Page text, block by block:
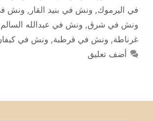
في اليرموك, ونش في بنيد القار , ونش
ونش في شرق, ونش في عبدالله السالم
غرناطة, ونش في قرطبة, ونش في
أضف تعليق